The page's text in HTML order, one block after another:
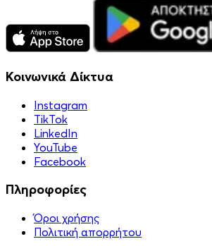
Κοινωνικά Δίκτυα
Instagram
TikTok
LinkedIn
YouTube
Facebook
Πληροφορίες
Όροι χρήσης
Πολιτική απορρήτου